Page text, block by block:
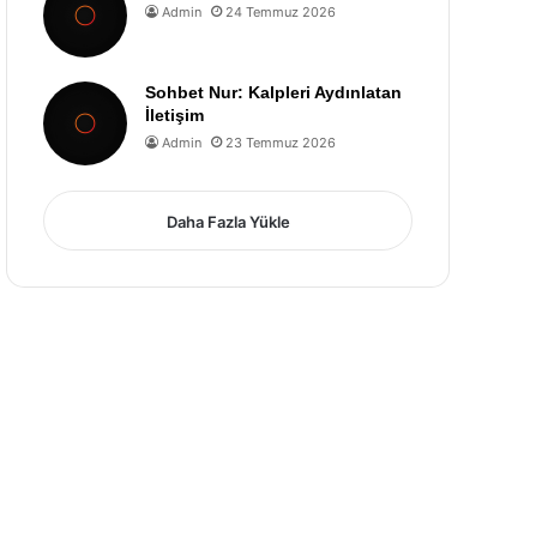
Admin 24 Temmuz 2026
Sohbet Nur: Kalpleri Aydınlatan
İletişim
Admin 23 Temmuz 2026
Daha Fazla Yükle